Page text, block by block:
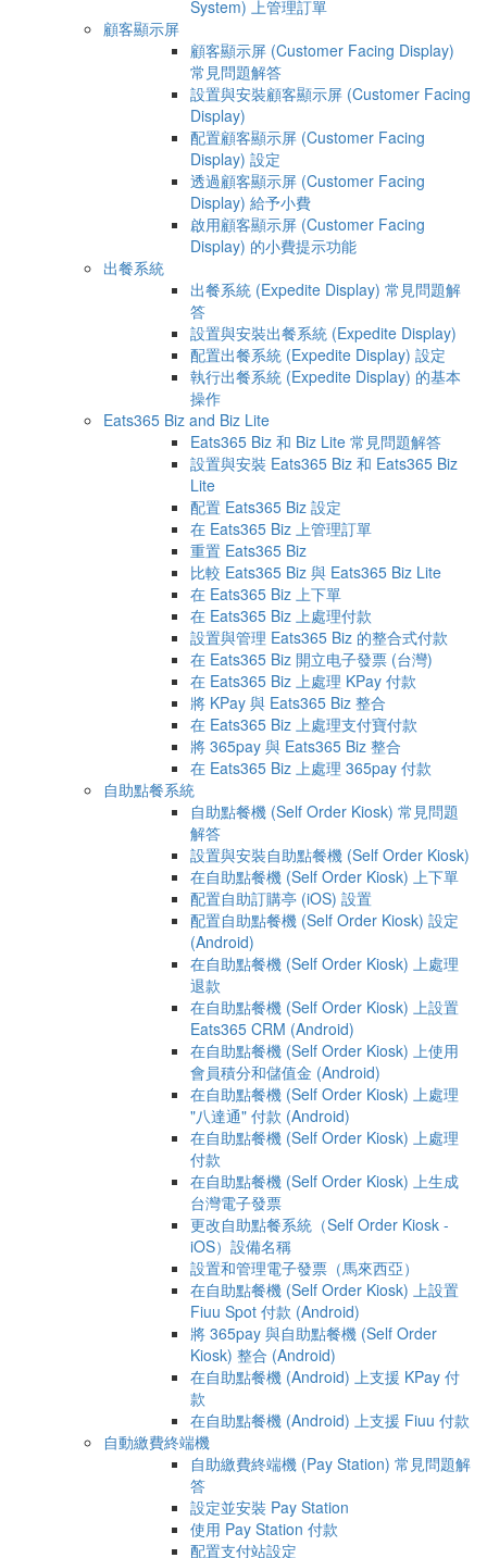
System) 上管理訂單
顧客顯示屏
顧客顯示屏 (Customer Facing Display)
常見問題解答
設置與安裝顧客顯示屏 (Customer Facing
Display)
配置顧客顯示屏 (Customer Facing
Display) 設定
透過顧客顯示屏 (Customer Facing
Display) 給予小費
啟用顧客顯示屏 (Customer Facing
Display) 的小費提示功能
出餐系統
出餐系統 (Expedite Display) 常見問題解
答
設置與安裝出餐系統 (Expedite Display)
配置出餐系統 (Expedite Display) 設定
執行出餐系統 (Expedite Display) 的基本
操作
Eats365 Biz and Biz Lite
Eats365 Biz 和 Biz Lite 常見問題解答
設置與安裝 Eats365 Biz 和 Eats365 Biz
Lite
配置 Eats365 Biz 設定
在 Eats365 Biz 上管理訂單
重置 Eats365 Biz
比較 Eats365 Biz 與 Eats365 Biz Lite
在 Eats365 Biz 上下單
在 Eats365 Biz 上處理付款
設置與管理 Eats365 Biz 的整合式付款
在 Eats365 Biz 開立电子發票 (台灣)
在 Eats365 Biz 上處理 KPay 付款
將 KPay 與 Eats365 Biz 整合
在 Eats365 Biz 上處理支付寶付款
將 365pay 與 Eats365 Biz 整合
在 Eats365 Biz 上處理 365pay 付款
自助點餐系統
自助點餐機 (Self Order Kiosk) 常見問題
解答
設置與安裝自助點餐機 (Self Order Kiosk)
在自助點餐機 (Self Order Kiosk) 上下單
配置自助訂購亭 (iOS) 設置
配置自助點餐機 (Self Order Kiosk) 設定
(Android)
在自助點餐機 (Self Order Kiosk) 上處理
退款
在自助點餐機 (Self Order Kiosk) 上設置
Eats365 CRM (Android)
在自助點餐機 (Self Order Kiosk) 上使用
會員積分和儲值金 (Android)
在自助點餐機 (Self Order Kiosk) 上處理
"八達通" 付款 (Android)
在自助點餐機 (Self Order Kiosk) 上處理
付款
在自助點餐機 (Self Order Kiosk) 上生成
台灣電子發票
更改自助點餐系統（Self Order Kiosk -
iOS）設備名稱
設置和管理電子發票（馬來西亞）
在自助點餐機 (Self Order Kiosk) 上設置
Fiuu Spot 付款 (Android)
將 365pay 與自助點餐機 (Self Order
Kiosk) 整合 (Android)
在自助點餐機 (Android) 上支援 KPay 付
款
在自助點餐機 (Android) 上支援 Fiuu 付款
自動繳費終端機
自助繳費終端機 (Pay Station) 常見問題解
答
設定並安裝 Pay Station
使用 Pay Station 付款
配置支付站設定